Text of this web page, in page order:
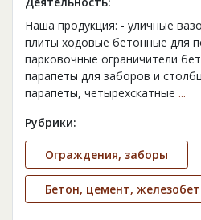
Наша продукция: - уличные
плиты ходовые бетонные для
парковочные ограничители
парапеты для заборов и
парапеты, четырехскатные ...
Рубрики:
Ограждения, заборы
Бетон, цемент,